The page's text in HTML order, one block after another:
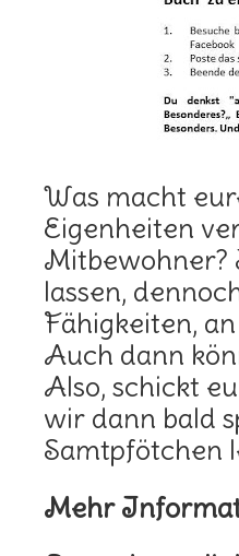
Was macht
Eigenheiten
Mitbewohner?
lassen,
Fähigkeiten,
Auch dann
Also, schickt
wir dann bald
Samtpfötchen
Mehr